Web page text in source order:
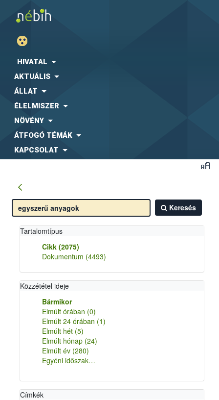
HIVATAL
AKTUÁLIS
ÁLLAT
ÉLELMISZER
NÖVÉNY
ÁTFOGÓ TÉMÁK
KAPCSOLAT
Keresés
Tartalomtípus
Cikk (2075)
Dokumentum (4493)
Közzététel ideje
Bármikor
Elmúlt órában (0)
Elmúlt 24 órában (1)
Elmúlt hét (5)
Elmúlt hónap (24)
Elmúlt év (280)
Egyéni időszak…
Címkék